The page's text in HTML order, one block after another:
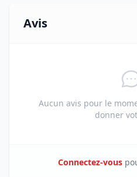
Avis
Aucun avis pour le
donner
Connectez-vous